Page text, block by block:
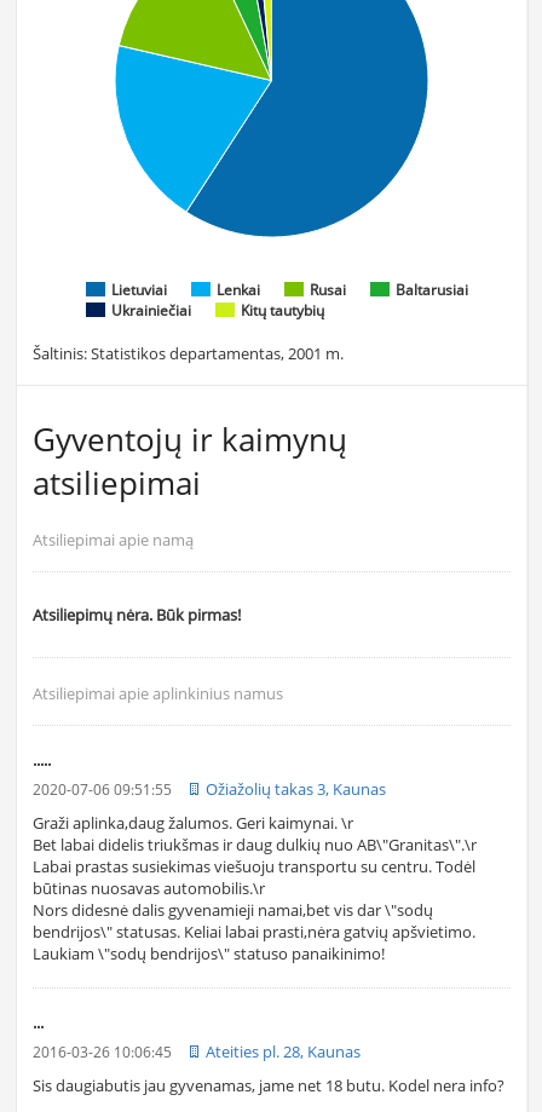
Lietuviai Lenkai Rusai
Baltarusiai
Ukrainiečiai
Kitų tautybių
Šaltinis: Statistikos departamentas, 2001 m.
Gyventojų ir kaimynų
atsiliepimai
Atsiliepimai apie namą
Atsiliepimų nėra. Būk pirmas!
Atsiliepimai apie aplinkinius namus
.....
2020-07-06 09:51:55
Ožiažolių takas 3, Kaunas
Graži aplinka,daug žalumos. Geri kaimynai. \r
Bet labai didelis triukšmas ir daug dulkių nuo AB\"Granitas\".\r
Labai prastas susiekimas viešuoju transportu su centru. Todėl
būtinas nuosavas automobilis.\r
Nors didesnė dalis gyvenamieji namai,bet vis dar \"sodų
bendrijos\" statusas. Keliai labai prasti,nėra gatvių apšvietimo.
Laukiam \"sodų bendrijos\" statuso panaikinimo!
...
2016-03-26 10:06:45
Ateities pl. 28, Kaunas
Sis daugiabutis jau gyvenamas, jame net 18 butu. Kodel nera info?